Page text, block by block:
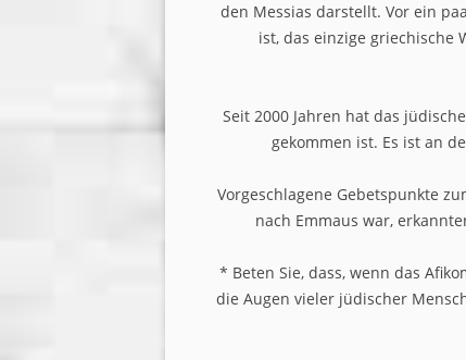
den Messias darstellt. Vor ein
ist, das einzige griechische
Seit 2000 Jahren hat das
gekommen ist. Es ist an
Vorgeschlagene Gebetspunkte
nach Emmaus war,
* Beten Sie, dass, wenn das
die Augen vieler jüdischer